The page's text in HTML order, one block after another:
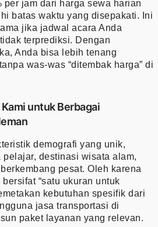
per jam dari harga sewa harian
batas waktu yang disepakati. Ini
jika jadwal acara Anda
terprediksi. Dengan
Anda bisa lebih tenang
was-was “ditembak harga” di
untuk Berbagai
demografi yang unik,
pelajar, destinasi wisata alam,
pesat. Oleh karena
“satu ukuran untuk
kebutuhan spesifik dari
jasa transportasi di
paket layanan yang relevan.